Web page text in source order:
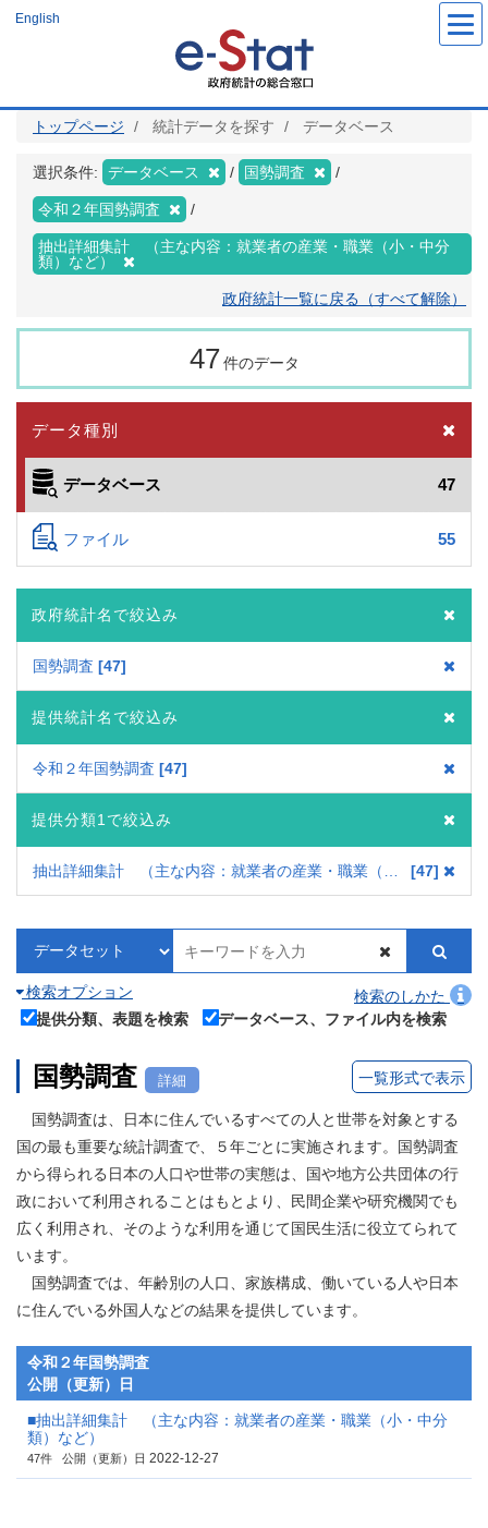
ツ
English
トップページ 統計データを探す データベース
選択条件: データベース 国勢調査
令和２年国勢調査
抽出詳細集計 （主な内容：就業者の産業・職業（小・中分
類）など）
政府統計一覧に戻る（すべて解除）
47 件のデータ
データ種別
データベース 47
ファイル 55
政府統計名で絞込み
国勢調査 47
提供統計名で絞込み
令和２年国勢調査 47
提供分類1で絞込み
抽出詳細集計 （主な内容：就業者の産業・職業（小・中分類）など） 47
検索オプション
検索のしかた
提供分類、表題を検索
データベース、ファイル内を検索
国勢調査 詳細 一覧形式で表示
国勢調査は、日本に住んでいるすべての人と世帯を対象とする
国の最も重要な統計調査で、５年ごとに実施されます。国勢調査
から得られる日本の人口や世帯の実態は、国や地方公共団体の行
政において利用されることはもとより、民間企業や研究機関でも
広く利用され、そのような利用を通じて国民生活に役立てられて
います。
国勢調査では、年齢別の人口、家族構成、働いている人や日本
に住んでいる外国人などの結果を提供しています。
令和２年国勢調査
公開（更新）日
■抽出詳細集計 （主な内容：就業者の産業・職業（小・中分
類）など）
47件 公開（更新）日 2022-12-27